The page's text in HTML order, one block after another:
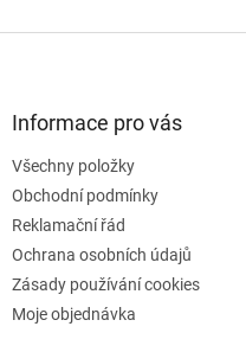
Informace pro vás
Všechny položky
Obchodní podmínky
Reklamační řád
Ochrana osobních údajů
Zásady používání cookies
Moje objednávka